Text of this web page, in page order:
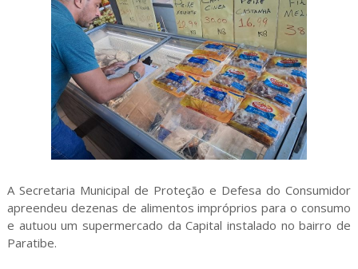
A Secretaria Municipal de Proteção e Defesa do Consumidor
apreendeu dezenas de alimentos impróprios para o consumo
e autuou um supermercado da Capital instalado no bairro de
Paratibe.